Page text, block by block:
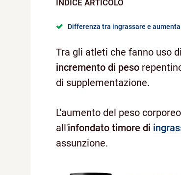
Differenza tra ingrassare e
Tra gli atleti che fanno uso di
incremento di peso
di supplementazione.
L'aumento del peso
all'infondato timore di
assunzione.